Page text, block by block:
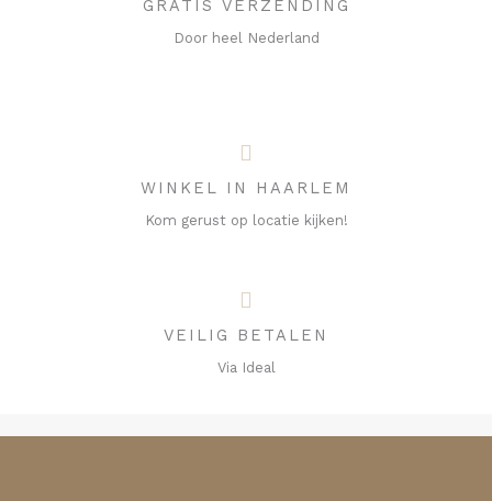
GRATIS VERZENDING
Door heel Nederland
WINKEL IN HAARLEM
Kom gerust op locatie kijken!
VEILIG BETALEN
Via Ideal